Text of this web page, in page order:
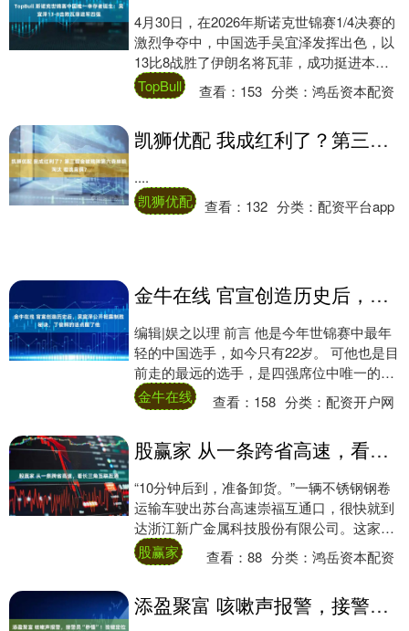
4月30日，在2026年斯诺克世锦赛1/4决赛的
激烈争夺中，中国选手吴宜泽发挥出色，以
13比8战胜了伊朗名将瓦菲，成功挺进本届
赛事的半决赛。这场胜利不仅展示了他....
TopBull 查看： 153 分类：鸿岳资本配资
凯狮优配 我成红利了？第三掘金被残阵第六森林狼淘汰 谁该背锅？
....
凯狮优配
查看： 132 分类：配资平台app
金牛在线 官宣创造历史后，吴宜泽公开袒露制胜秘诀，丁俊晖的话点醒了他
编辑|娱之以理 前言 他是今年世锦赛中最年
轻的中国选手，如今只有22岁。 可他也是目
前走的最远的选手，是四强席位中唯一的中
国独苗。 如今的吴宜泽，几乎承担了所有....
金牛在线 查看： 158 分类：配资开户网
股赢家 从一条跨省高速，看长三角互联互通
“10分钟后到，准备卸货。”一辆不锈钢钢卷
运输车驶出苏台高速崇福互通口，很快就到
达浙江新广金属科技股份有限公司。这家企
业位于浙江嘉兴市桐乡市崇福镇，从事大型
不锈....
股赢家 查看：88 分类：鸿岳资本配资
添盈聚富 咳嗽声报警，接警员“秒懂”！按键定位，6人获救！